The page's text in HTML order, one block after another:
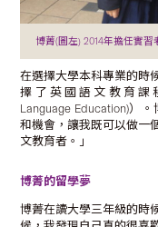
博菁(圖左) 2014年擔任實
在選擇大學本科專業的時
擇了英國語文教育課程
Language Education)）
和機會，讓我既可以做一
文教育者。」
博菁的留學夢
博菁在讀大學三年級的時